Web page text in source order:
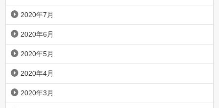
2020年7月
2020年6月
2020年5月
2020年4月
2020年3月